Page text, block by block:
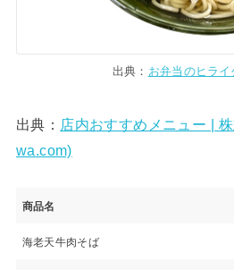
出典： お弁当のヒライ
出典： 店内おすすめメニュー |
wa.com)
商品名
海老天牛肉そば